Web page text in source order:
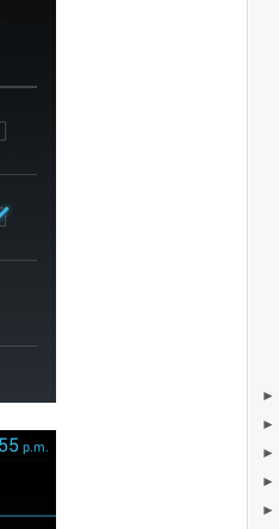
►
►
►
►
►